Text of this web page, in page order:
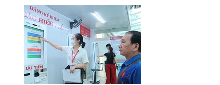
Gửi bình luận
Cùng chuyên mục